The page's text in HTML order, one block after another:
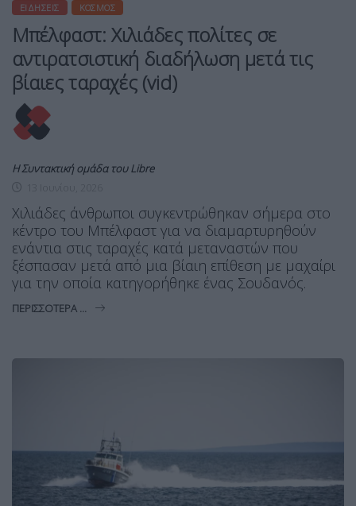
ΕΙΔΉΣΕΙΣ ΚΌΣΜΟΣ
Μπέλφαστ: Χιλιάδες πολίτες σε
αντιρατσιστική διαδήλωση μετά τις
βίαιες ταραχές (vid)
Η Συντακτική ομάδα του Libre
Χιλιάδες άνθρωποι συγκεντρώθηκαν σήμερα στο
κέντρο του Μπέλφαστ για να διαμαρτυρηθούν
ενάντια στις ταραχές κατά μεταναστών που
ξέσπασαν μετά από μια βίαιη επίθεση με μαχαίρι
για την οποία κατηγορήθηκε ένας Σουδανός.
ΠΕΡΙΣΣΌΤΕΡΑ ...